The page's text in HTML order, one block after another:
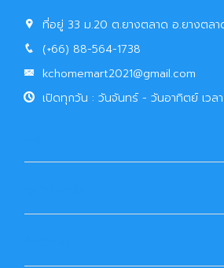
ที่อยู่ 33 ม.20 ต.ยางตลาด อ.ยางตลา
(+66) 88-564-1738
kchomemart2021@gmail.com
เปิดทุกวัน : วันจันทร์ - วันอาทิตย์ เว